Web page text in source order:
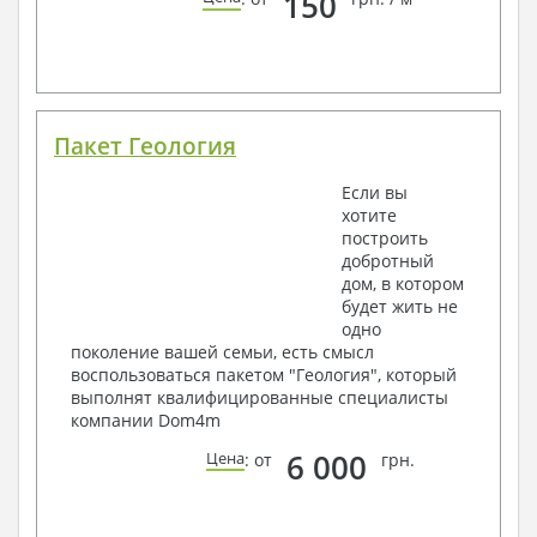
Пакет Геология
Если вы
хотите
построить
добротный
дом, в котором
будет жить не
одно
поколение вашей семьи, есть смысл
воспользоваться пакетом "Геология", который
выполнят квалифицированные специалисты
компании Dom4m
Цена: от 6 000 грн.